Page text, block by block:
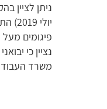
ניתן לציין
נציין כי
משרד